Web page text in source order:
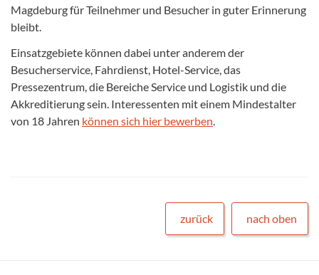
Magdeburg für Teilnehmer und Besucher in guter Erinnerung
bleibt.
Einsatzgebiete können dabei unter anderem der
Besucherservice, Fahrdienst, Hotel-Service, das
Pressezentrum, die Bereiche Service und Logistik und die
Akkreditierung sein. Interessenten mit einem Mindestalter
von 18 Jahren können sich hier bewerben
zurück nach oben